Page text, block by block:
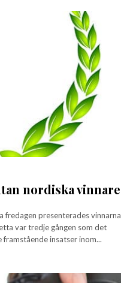
nordiska vinnare
fredagen presenterades vinnarna
var tredje gången som det
insatser inom...